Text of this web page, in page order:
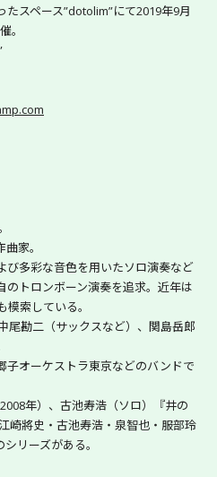
スペース”dotolim”にて2019年9月
。
家。
び多彩な音色を用いたソロ演奏など
のトロンボーン演奏を追求。近年は
索している。
尾勘二（サックスなど）、関島岳郎
子オーケストラ東京などのバンドで
年）、古池寿浩（ソロ）『井の
崎將史・古池寿浩・泉智也・服部玲
リーズがある。